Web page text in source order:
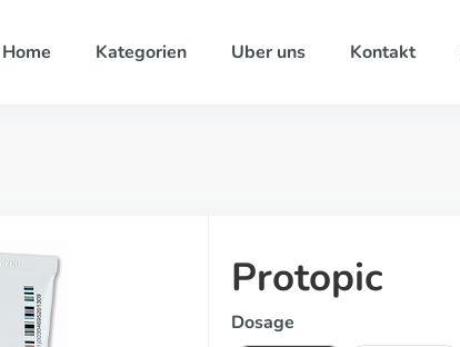
Home Kategorien Uber uns Kontakt
Protopic
Dosage